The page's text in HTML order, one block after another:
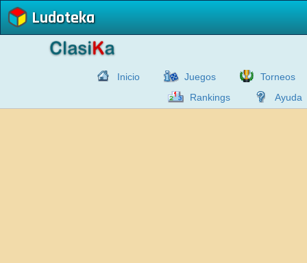
Ludoteka
Inicio Juegos
Torneos
Rankings
Ayuda